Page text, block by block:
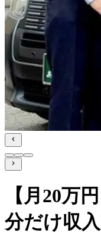
【月20万
分だけ収